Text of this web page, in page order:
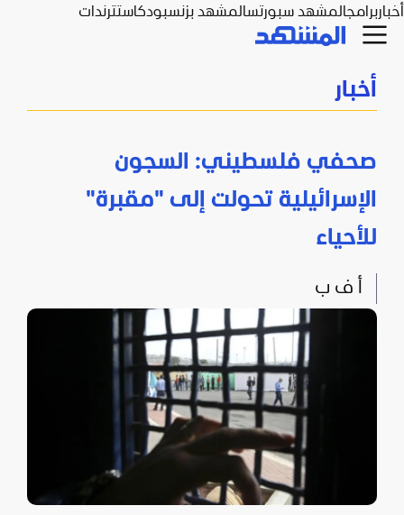
أخباربرامجالمشهد سبورتسالمشهد بزنسبودكاستترندات
أخبار
صحفي فلسطيني: السجون
الإسرائيلية تحولت إلى "مقبرة"
للأحياء
أ ف ب